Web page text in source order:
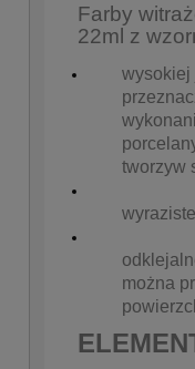
Farby
22ml z
wysokiej
tworzyw
można